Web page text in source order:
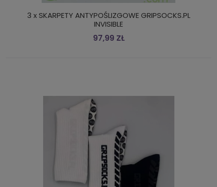
3 x SKARPETY ANTYPOŚLIZGOWE GRIPSOCKS.PL
INVISIBLE
97,99 ZŁ